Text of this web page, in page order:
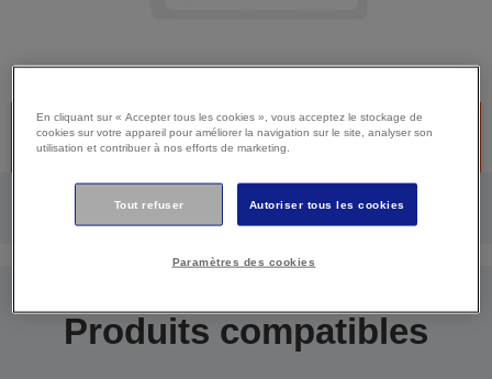
Produit discontinué -Désolé, ce produit n’est plus disponible.
Cliquez ci-dessous pour continuer à bénéficier du support.
Produits compatibles
En cliquant sur « Accepter tous les cookies », vous acceptez le stockage de
cookies sur votre appareil pour améliorer la navigation sur le site, analyser son
utilisation et contribuer à nos efforts de marketing.
Tout refuser Autoriser tous les cookies
Paramètres des cookies